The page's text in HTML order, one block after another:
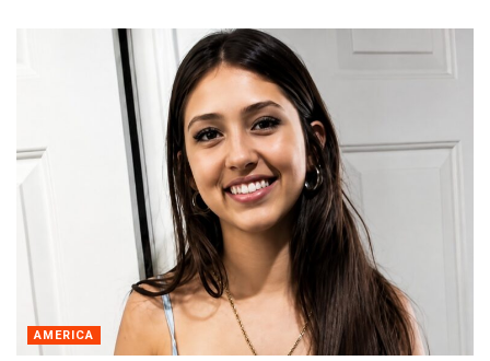
AMERICA